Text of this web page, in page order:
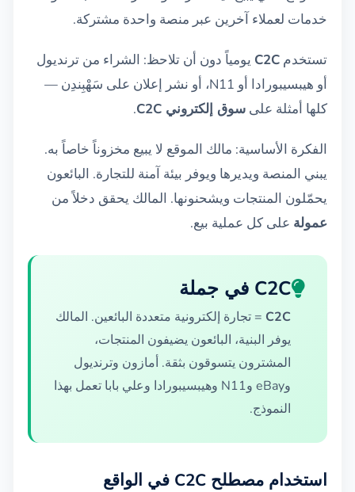
خدمات لعملاء آخرين عبر منصة واحدة مشتركة.
تستخدم C2C يومياً دون أن تلاحظ: الشراء من ترنديول
أو هيبسيبورادا أو N11، أو نشر إعلان على سَهْبِندِن —
كلها أمثلة على سوق إلكتروني C2C .
الفكرة الأساسية: مالك الموقع لا يبيع مخزوناً خاصاً به.
يبني المنصة ويديرها ويوفر بيئة آمنة للتجارة. البائعون
يحمّلون المنتجات ويشحنونها. المالك يحقق دخلاً من
عمولة على كل عملية بيع.
C2C في جملة
C2C = تجارة إلكترونية متعددة البائعين. المالك
يوفر البنية، البائعون يضيفون المنتجات،
المشترون يتسوقون بثقة. أمازون وترنديول
وeBay وN11 وهيبسيبورادا وعلي بابا تعمل بهذا
النموذج.
استخدام مصطلح C2C في الواقع